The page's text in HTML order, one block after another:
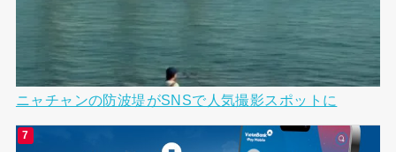
ニャチャンの防波堤がSNSで人気撮影スポットに